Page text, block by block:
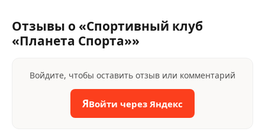
Отзывы о «Спортивный клуб
«Планета Спорта»»
Войдите, чтобы оставить отзыв или комментарий
ЯВойти через Яндекс